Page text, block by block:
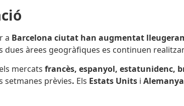
a Barcelona ciutat han augmentat
dues àrees geogràfiques es continuen
mercats francès, espanyol, estatunidenc,
setmanes prèvies. Els Estats Units i Alemanya